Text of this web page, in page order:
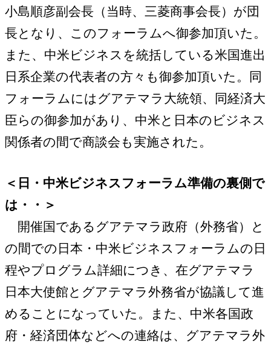
小島順彦副会長（当時、三菱商事会長）が団
長となり、このフォーラムへ御参加頂いた。
また、中米ビジネスを統括している米国進出
日系企業の代表者の方々も御参加頂いた。同
フォーラムにはグアテマラ大統領、同経済大
臣らの御参加があり、中米と日本のビジネス
関係者の間で商談会も実施された。
＜日・中米ビジネスフォーラム準備の裏側で
は・・＞
開催国であるグアテマラ政府（外務省）と
の間での日本・中米ビジネスフォーラムの日
程やプログラム詳細につき、在グアテマラ
日本大使館とグアテマラ外務省が協議して進
めることになっていた。また、中米各国政
府・経済団体などへの連絡は、グアテマラ外